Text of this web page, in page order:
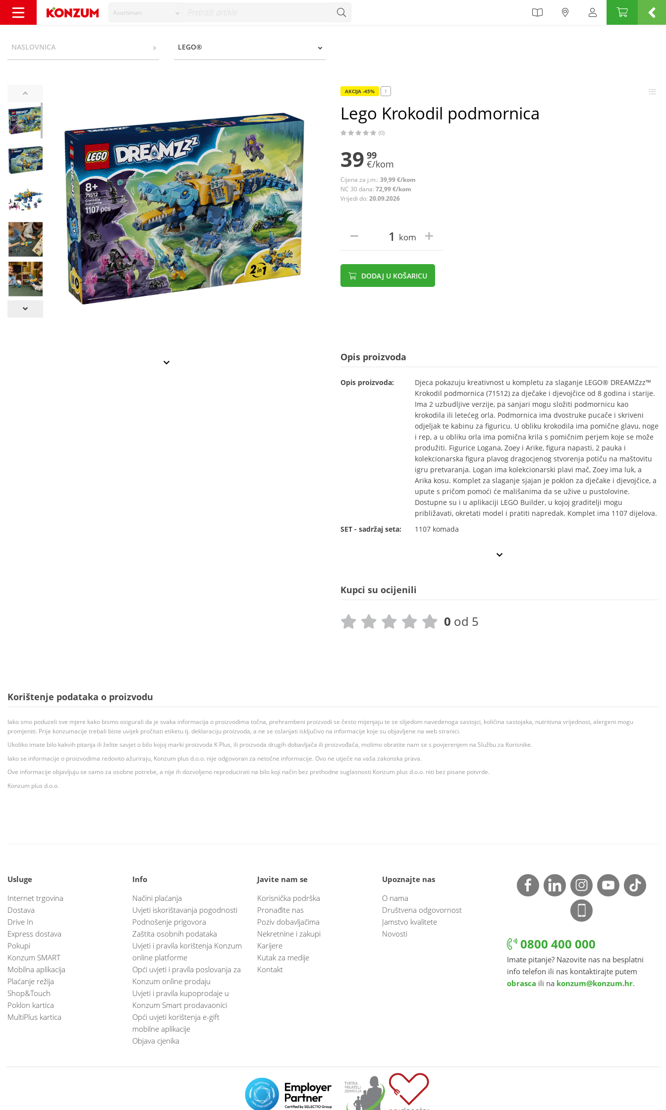
Asortiman
NASLOVNICA LEGO®
AKCIJA -45% !
Lego Krokodil podmornica
(0)
39 99
€/kom
Cijena za j.m.: 39,99 €/kom
NC 30 dana: 72,99 €/kom
Vrijedi do: 20.09.2026
kom
DODAJ U KOŠARICU
Opis proizvoda
Opis proizvoda:
Djeca pokazuju kreativnost u kompletu za slaganje LEGO® DREAMZzz™
Krokodil podmornica (71512) za dječake i djevojčice od 8 godina i starije.
Ima 2 uzbudljive verzije, pa sanjari mogu složiti podmornicu kao
krokodila ili letećeg orla. Podmornica ima dvostruke pucače i skriveni
odjeljak te kabinu za figuricu. U obliku krokodila ima pomične glavu, noge
i rep, a u obliku orla ima pomična krila s pomičnim perjem koje se može
produžiti. Figurice Logana, Zoey i Arike, figura napasti, 2 pauka i
kolekcionarska figura plavog dragocjenog stvorenja potiču na maštovitu
igru pretvaranja. Logan ima kolekcionarski plavi mač, Zoey ima luk, a
Arika kosu. Komplet za slaganje sjajan je poklon za dječake i djevojčice, a
upute s pričom pomoći će mališanima da se užive u pustolovine.
Dostupne su i u aplikaciji LEGO Builder, u kojoj graditelji mogu
približavati, okretati model i pratiti napredak. Komplet ima 1107 dijelova.
SET - sadržaj seta:
1107 komada
Kupci su ocijenili
0 od 5
Korištenje podataka o proizvodu
Iako smo poduzeli sve mjere kako bismo osigurali da je svaka informacija o proizvodima točna, prehrambeni proizvodi se često mijenjaju te se slijedom navedenoga sastojci, količina sastojaka, nutritivna vrijednost, alergeni mogu
promjeniti. Prije konzumacije trebali biste uvijek pročitati etiketu tj. deklaraciju proizvoda, a ne se oslanjati isključivo na informacije koje su objavljene na web stranici.
Ukoliko imate bilo kakvih pitanja ili želite savjet o bilo kojoj marki proizvoda K Plus, ili proizvoda drugih dobavljača ili proizvođača, molimo obratite nam se s povjerenjem na Službu za Korisnike.
Iako se informacije o proizvodima redovito ažuriraju, Konzum plus d.o.o. nije odgovoran za netočne informacije. Ovo ne utječe na vaša zakonska prava.
Ove informacije objavljuju se samo za osobne potrebe, a nije ih dozvoljeno reproducirati na bilo koji način bez prethodne suglasnosti Konzum plus d.o.o. niti bez pisane potvrde.
Konzum plus d.o.o.
Usluge
Internet trgovina
Dostava
Drive In
Express dostava
Pokupi
Konzum SMART
Mobilna aplikacija
Plaćanje režija
Shop&Touch
Poklon kartica
MultiPlus kartica
Info
Načini plaćanja
Uvjeti iskorištavanja pogodnosti
Podnošenje prigovora
Zaštita osobnih podataka
Uvjeti i pravila korištenja Konzum
online platforme
Opći uvjeti i pravila poslovanja za
Konzum online prodaju
Uvjeti i pravila kupoprodaje u
Konzum Smart prodavaonici
Opći uvjeti korištenja e-gift
mobilne aplikacije
Objava cjenika
Javite nam se
Korisnička podrška
Pronađite nas
Poziv dobavljačima
Nekretnine i zakupi
Karijere
Kutak za medije
Kontakt
Upoznajte nas
O nama
Društvena odgovornost
Jamstvo kvalitete
Novosti
0800 400 000
Imate pitanje? Nazovite nas na besplatni
info telefon ili nas kontaktirajte putem
obrasca ili na konzum@konzum.hr.